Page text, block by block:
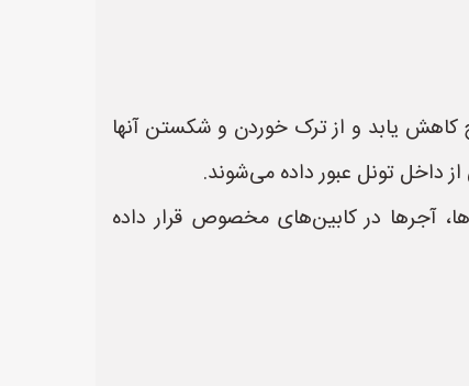
یابد و از ترک خوردن و شکستن آنها
تونل عبور داده می‌شوند.
در کابین‌های مخصوص قرار داده